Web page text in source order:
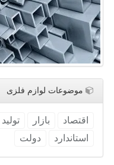
موضوعات لوازم فلزی
اقتصاد بازار تولید
استاندارد
دولت